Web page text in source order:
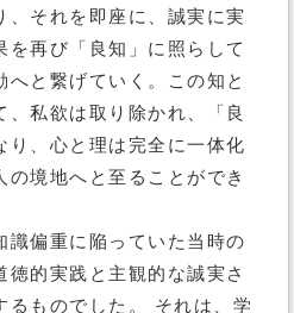
、それを即座に、誠実に実
を再び「良知」に照らして
と繋げていく。この知と
、私欲は取り除かれ、「良
り、心と理は完全に一体化
の境地へと至ることができ
識偏重に陥っていた当時の
的実践と主観的な誠実さ
るものでした。 それは、学